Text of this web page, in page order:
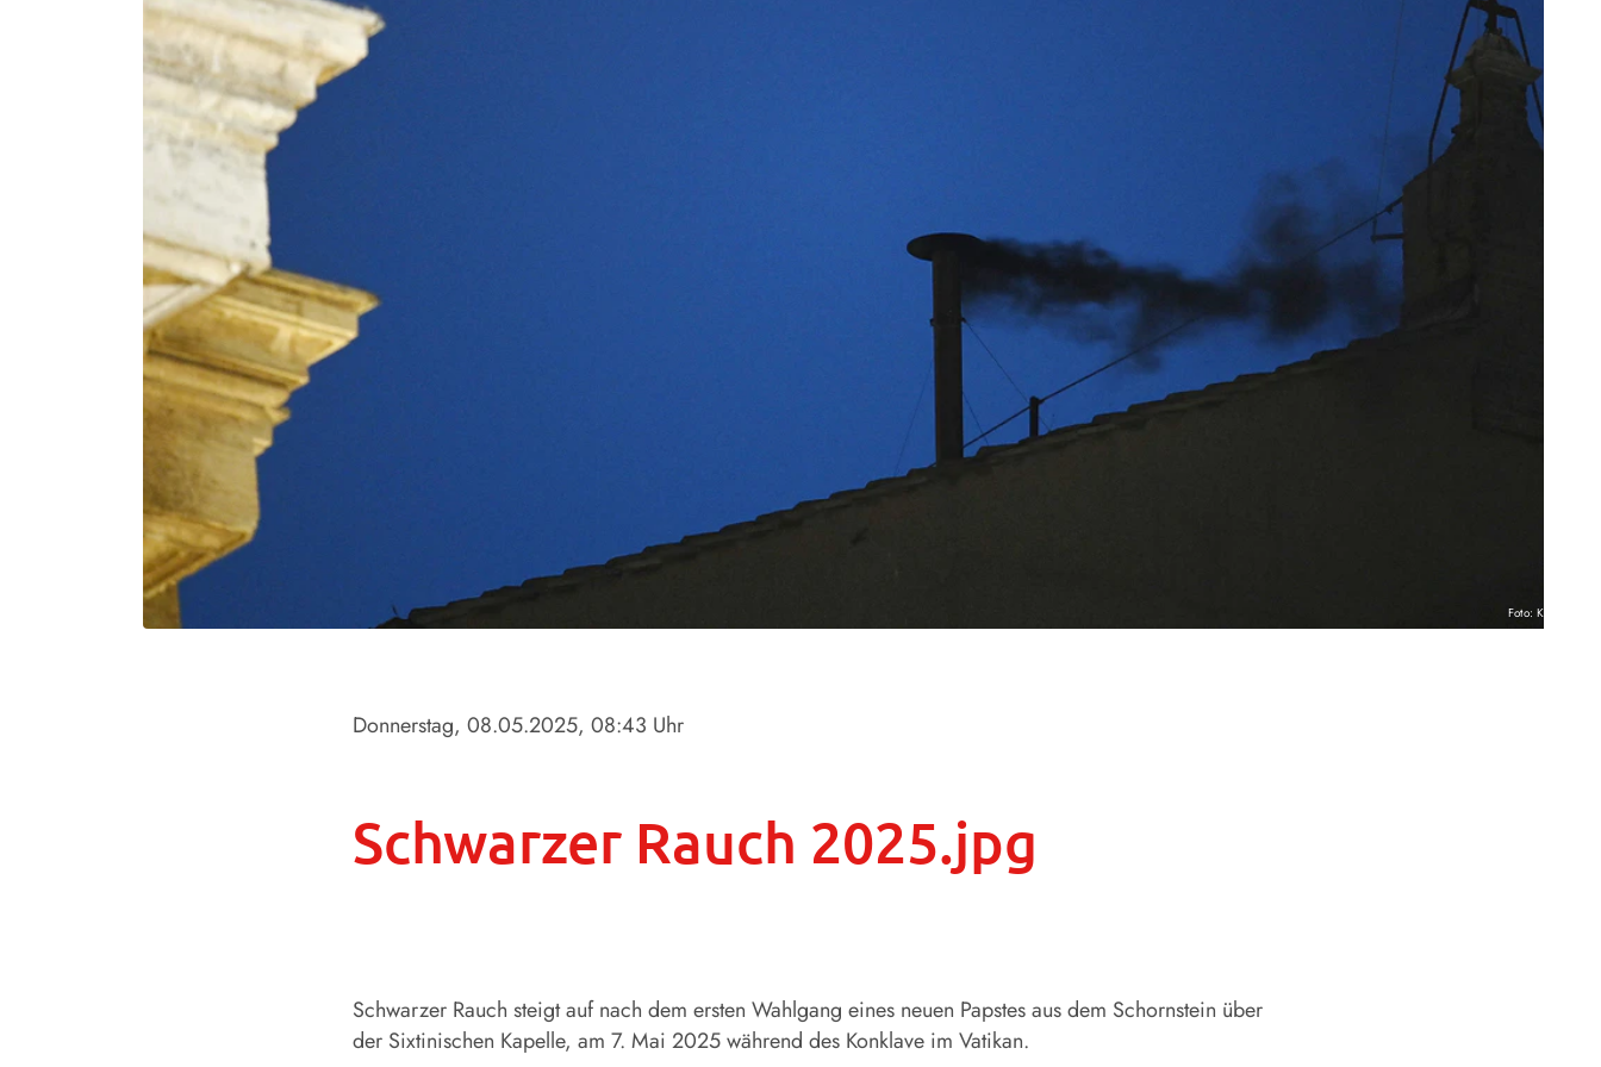
Foto: KNA
Donnerstag, 08.05.2025, 08:43 Uhr
Schwarzer Rauch 2025.jpg
Schwarzer Rauch steigt auf nach dem ersten Wahlgang eines neuen Papstes aus dem Schornstein über
der Sixtinischen Kapelle, am 7. Mai 2025 während des Konklave im Vatikan.